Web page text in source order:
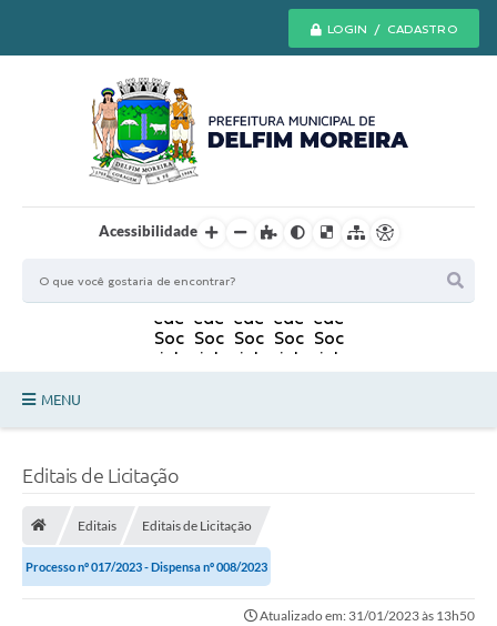
LOGIN / CADASTRO
Acessibilidade
MENU
Editais de Licitação
Editais Editais de Licitação
Processo nº 017/2023 - Dispensa nº 008/2023
Atualizado em: 31/01/2023 às 13h50